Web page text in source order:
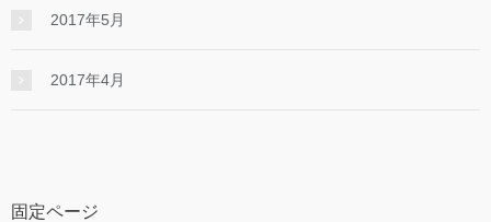
2017年5月
2017年4月
固定ページ